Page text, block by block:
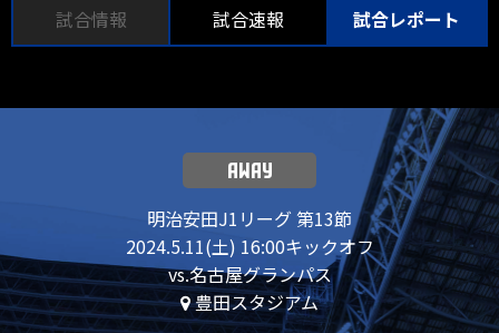
試合情報 試合速報 試合レポート
AWAY
明治安田J1リーグ 第13節
2024.5.11(土) 16:00キックオフ
vs.名古屋グランパス
豊田スタジアム